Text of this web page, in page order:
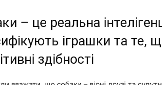
– це реальна
іграшки та те,
здібності